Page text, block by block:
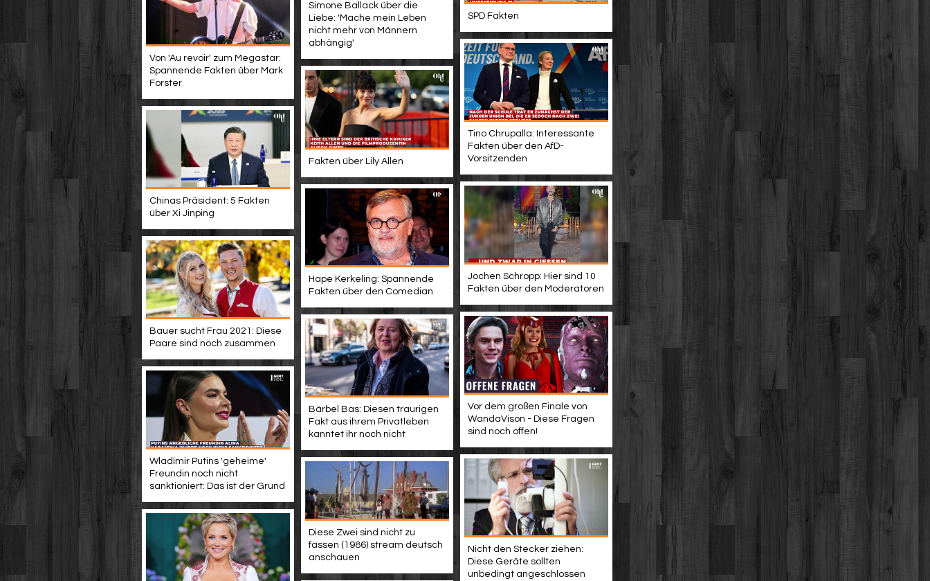
Simone Ballack über die
Liebe: 'Mache mein Leben
nicht mehr von Männern
abhängig'
SPD Fakten
Von 'Au revoir' zum Megastar:
Spannende Fakten über Mark
Forster
Tino Chrupalla: Interessante
Fakten über den AfD-
Vorsitzenden
Fakten über Lily Allen
Chinas Präsident: 5 Fakten
über Xi Jinping
Jochen Schropp: Hier sind 10
Fakten über den Moderatoren
Hape Kerkeling: Spannende
Fakten über den Comedian
Bauer sucht Frau 2021: Diese
Paare sind noch zusammen
Vor dem großen Finale von
WandaVison - Diese Fragen
sind noch offen!
Bärbel Bas: Diesen traurigen
Fakt aus ihrem Privatleben
kanntet ihr noch nicht
Wladimir Putins 'geheime'
Freundin noch nicht
sanktioniert: Das ist der Grund
Nicht den Stecker ziehen:
Diese Geräte sollten
unbedingt angeschlossen
Diese Zwei sind nicht zu
fassen (1986) stream deutsch
anschauen